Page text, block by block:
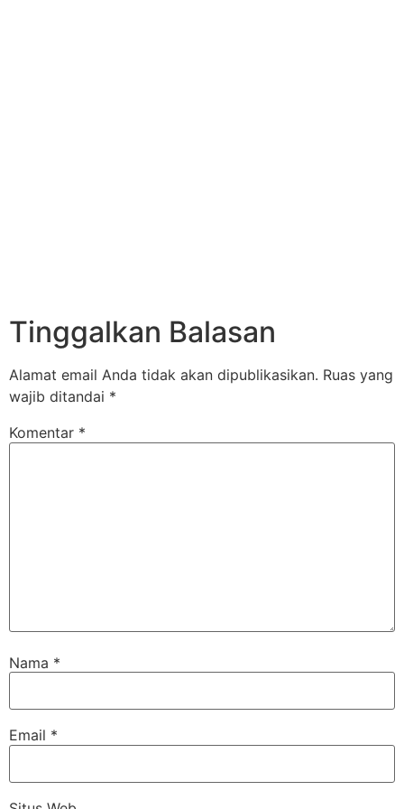
Tinggalkan Balasan
Alamat email Anda tidak akan dipublikasikan. Ruas yang
wajib ditandai *
Komentar *
Nama *
Email *